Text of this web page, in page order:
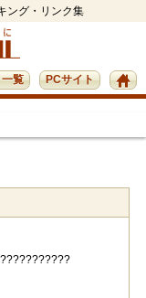
ング・リンク集
PCサイト
覧